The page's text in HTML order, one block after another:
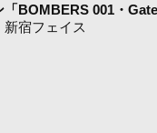
BOMBERS 001・
宿フェイス